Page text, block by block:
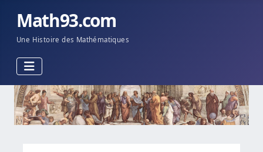
Math93.com
Une Histoire des Mathématiques